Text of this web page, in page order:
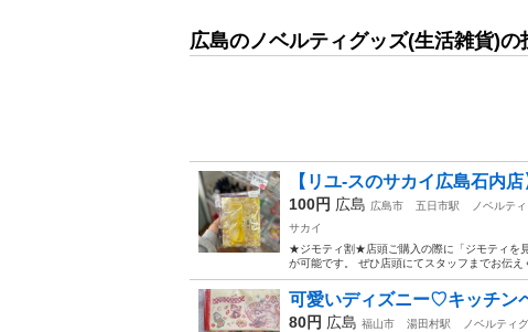
広島のノベルティグッズ(生活雑貨)の
【リユ-スのサカイ広島石内
100円 広島 広島市 五日市駅
ノベルテ
サカイ
★ジモティ割★店頭ご購入の際に「ジモティを
が可能です。 ぜひ店頭にてスタッフまでお伝え
可愛いディズニー♡キッチン
80円 広島 福山市 湯田村駅
ノベルティ